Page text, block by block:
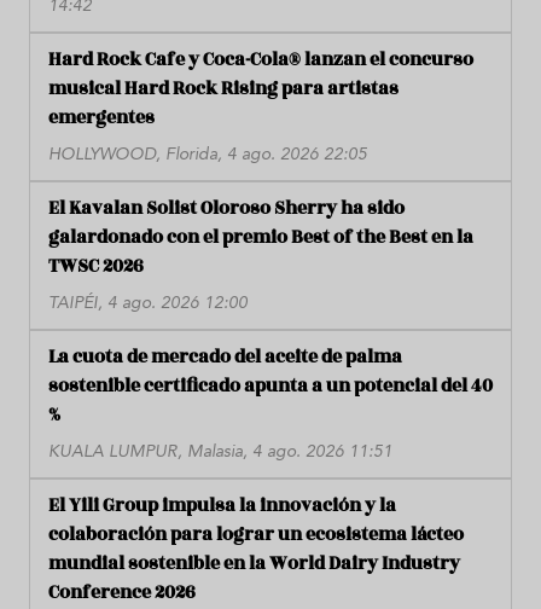
14:42
Hard Rock Cafe y Coca-Cola® lanzan el concurso
musical Hard Rock Rising para artistas
emergentes
HOLLYWOOD, Florida, 4 ago. 2026 22:05
El Kavalan Solist Oloroso Sherry ha sido
galardonado con el premio Best of the Best en la
TWSC 2026
TAIPÉI, 4 ago. 2026 12:00
La cuota de mercado del aceite de palma
sostenible certificado apunta a un potencial del 40
%
KUALA LUMPUR, Malasia, 4 ago. 2026 11:51
El Yili Group impulsa la innovación y la
colaboración para lograr un ecosistema lácteo
mundial sostenible en la World Dairy Industry
Conference 2026